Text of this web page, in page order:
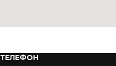
ТЕЛЕФОН